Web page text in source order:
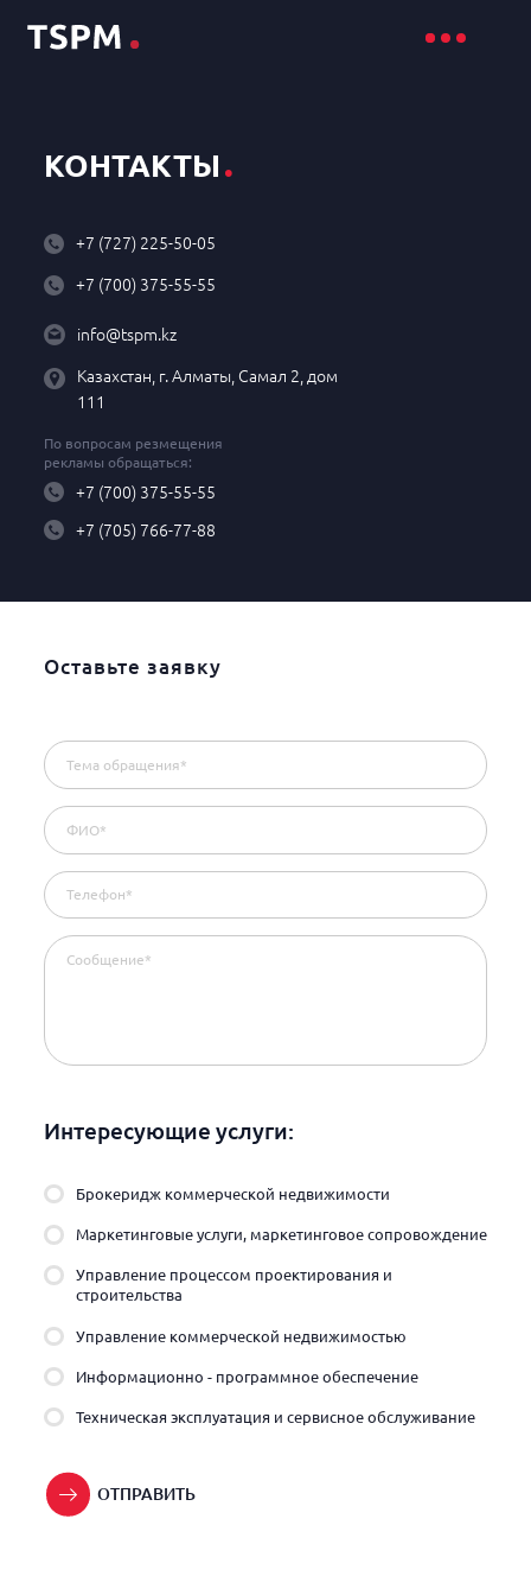
КОНТАКТЫ.
+7 (727) 225-50-05
Казахстан, г. Алматы, Самал 2, дом
111
+7 (700) 375-55-55
info@tspm.kz
По вопросам резмещения
рекламы обращаться:
+7 (700) 375-55-55
+7 (705) 766-77-88
Оставьте заявку
Интересующие услуги:
Брокеридж коммерческой недвижимости
Маркетинговые услуги, маркетинговое сопровождение
Управление процессом проектирования и
строительства
Управление коммерческой недвижимостью
Информационно - программное обеспечение
Техническая эксплуатация и сервисное обслуживание
ОТПРАВИТЬ